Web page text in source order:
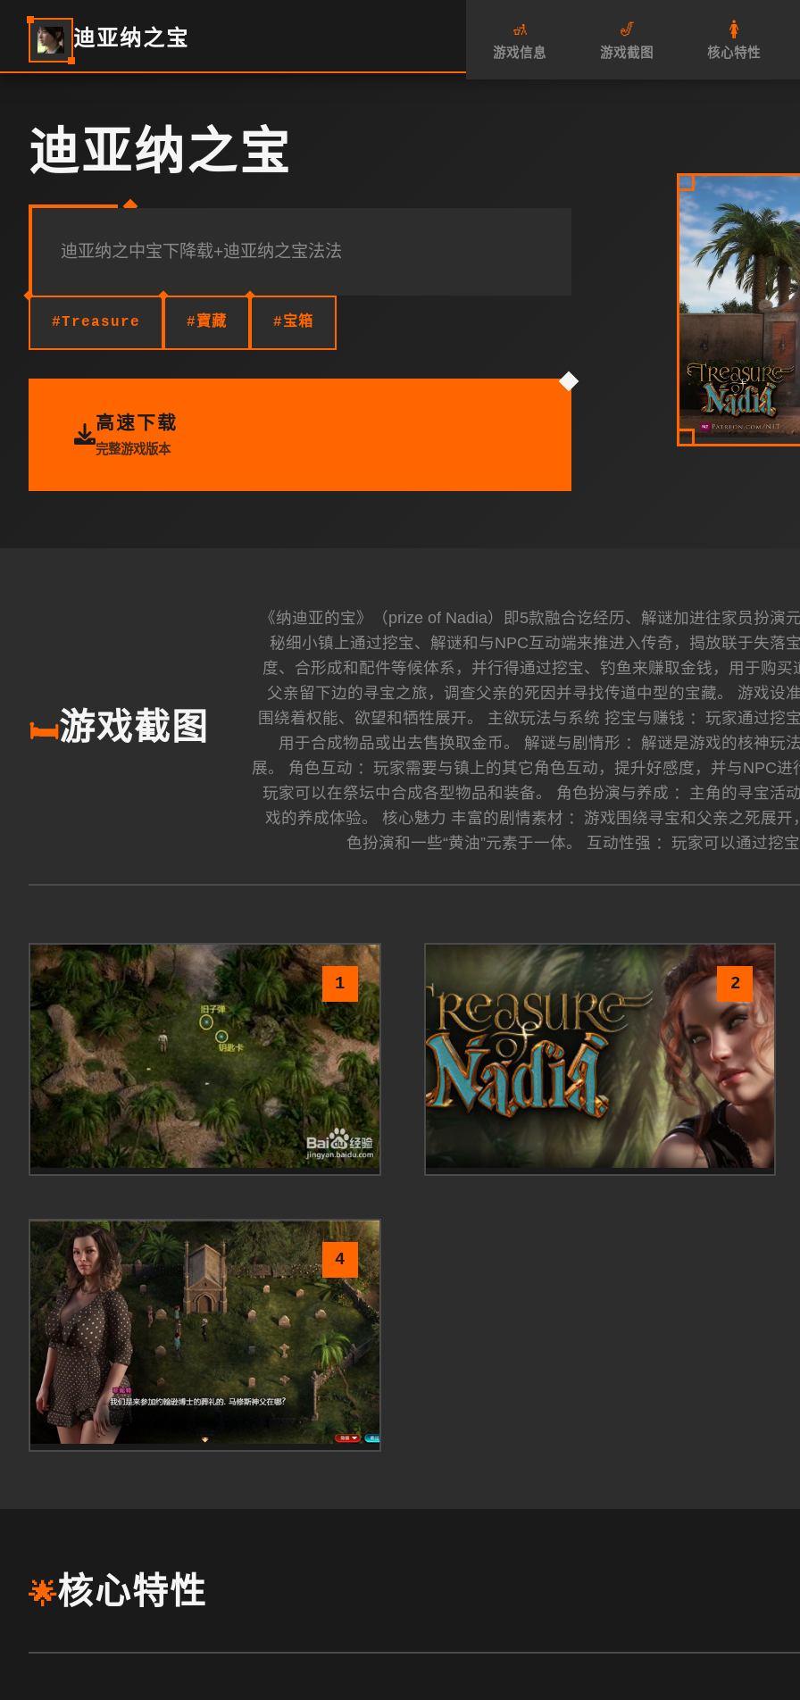
迪亚纳之宝 🚮
游戏信息
🎷
游戏截图
🚺
核心特性
迪亚纳之宝
迪亚纳之中宝下降载+迪亚纳之宝法法
#Treasure #寶藏 #宝箱
高速下载
完整游戏版本
🛏️游戏截图
《纳迪亚的宝》（prize of Nadia）即5款融合讫经历、解谜加进往家员扮
秘细小镇上通过挖宝、解谜和与NPC互动端来推进入传奇，揭放联于失落
度、合形成和配件等候体系，并行得通过挖宝、钓鱼来赚取金钱，用于购
父亲留下边的寻宝之旅，调查父亲的死因并寻找传道中型的宝藏。 游戏设
围绕着权能、欲望和牺牲展开。 主欲玩法与系统 挖宝与赚钱 ：玩家通过挖
用于合成物品或出去售换取金币。 解谜与剧情形 ：解谜是游戏的核神玩
展。 角色互动 ：玩家需要与镇上的其它角色互动，提升好感度，并与NPC
玩家可以在祭坛中合成各型物品和装备。 角色扮演与养成 ：主角的寻宝活
戏的养成体验。 核心魅力 丰富的剧情素材 ：游戏围绕寻宝和父亲之死展
色扮演和一些“黄油”元素于一体。 互动性强 ：玩家可以通过挖
1 2
4
🌟核心特性